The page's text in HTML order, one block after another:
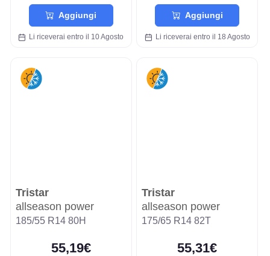
Aggiungi
Li riceverai entro il 10 Agosto
Aggiungi
Li riceverai entro il 18 Agosto
Tristar
allseason power
185/55 R14 80H
55,19€
Tristar
allseason power
175/65 R14 82T
55,31€